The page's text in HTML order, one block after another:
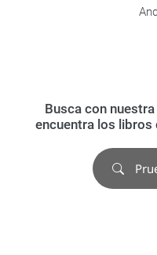
Busca con
encuentra los libros